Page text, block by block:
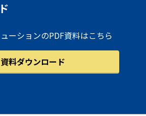
ーションのPDF資料はこちら
資料ダウンロード